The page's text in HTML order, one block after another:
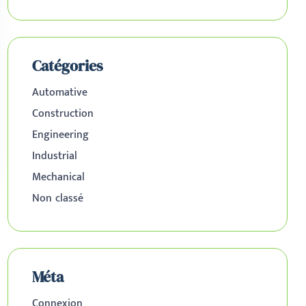
Catégories
Automative
Construction
Engineering
Industrial
Mechanical
Non classé
Méta